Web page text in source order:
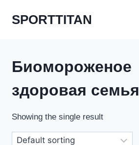
SPORTTITAN
Биомороженое
здоровая семья
Showing the single result